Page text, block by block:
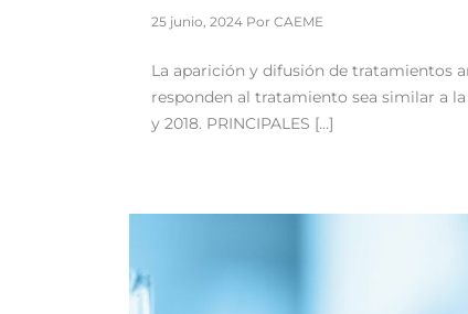
25 junio, 2024 Por CAEME
La aparición y difusión de tratamientos
responden al tratamiento sea similar a
y 2018. PRINCIPALES […]